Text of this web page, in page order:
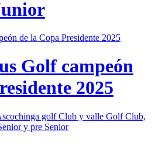
Golf campeón
2025